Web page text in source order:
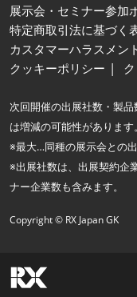
展示会・セミナー参加
特定商取引法に基づく
カスタマーハラスメン
クッキーポリシー
次回開催の出展社数・製
は増減の可能性があります。
※最大…同種の展示会との
※出展社数は、出展契約企
ナー企業数も含みます。
Copyright © RX Japan GK